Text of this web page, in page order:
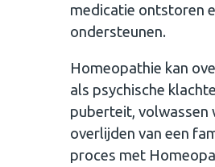
medicatie ontstoren
ondersteunen.
Homeopathie kan
als psychische
puberteit, volwassen
overlijden van een
proces met